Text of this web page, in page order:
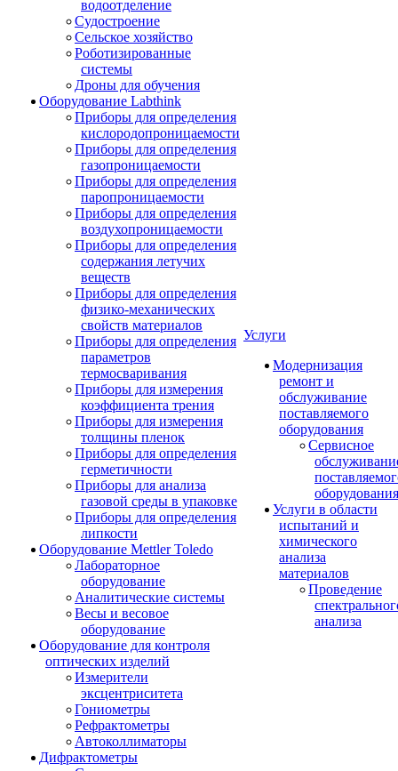
водоотделение
Судостроение
Сельское хозяйство
Роботизированные
системы
Дроны для обучения
Оборудование Labthink
Приборы для определения
кислородопроницаемости
Приборы для определения
газопроницаемости
Приборы для определения
паропроницаемости
Приборы для определения
воздухопроницаемости
Приборы для определения
содержания летучих
веществ
Приборы для определения
физико-механических
свойств материалов
Приборы для определения
параметров
термосваривания
Приборы для измерения
коэффициента трения
Приборы для измерения
толщины пленок
Приборы для определения
герметичности
Приборы для анализа
газовой среды в упаковке
Приборы для определения
липкости
Оборудование Mettler Toledo
Лабораторное
оборудование
Аналитические системы
Весы и весовое
оборудование
Оборудование для контроля
оптических изделий
Измерители
эксцентриситета
Гониометры
Рефрактометры
Автоколлиматоры
Дифрактометры
Услуги
Модернизация
ремонт и
обслуживание
поставляемого
оборудования
Сервисное
оборудования
Услуги в области
испытаний и
химического
анализа
материалов
Проведение
анализа